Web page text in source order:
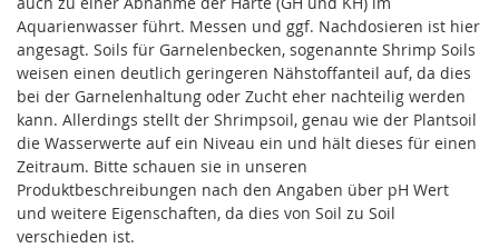
Aquarienwasser führt. Messen und ggf. Nachdosieren ist hier
angesagt. Soils für Garnelenbecken, sogenannte Shrimp Soils
weisen einen deutlich geringeren Nähstoffanteil auf, da dies
bei der Garnelenhaltung oder Zucht eher nachteilig werden
kann. Allerdings stellt der Shrimpsoil, genau wie der Plantsoil
die Wasserwerte auf ein Niveau ein und hält dieses für einen
Zeitraum. Bitte schauen sie in unseren
Produktbeschreibungen nach den Angaben über pH Wert
und weitere Eigenschaften, da dies von Soil zu Soil
verschieden ist.